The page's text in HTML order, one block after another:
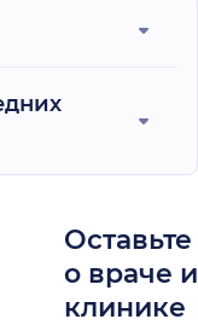
о враче
клинике